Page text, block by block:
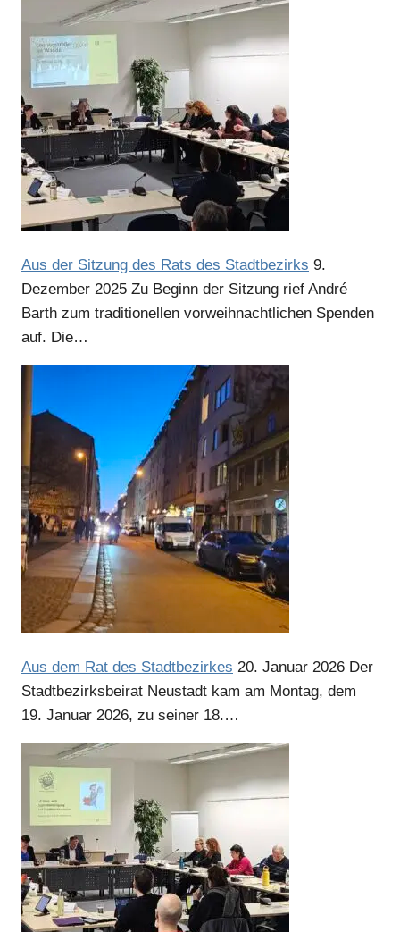
Aus der Sitzung des Rats des Stadtbezirks 9.
Dezember 2025 Zu Beginn der Sitzung rief André
Barth zum traditionellen vorweihnachtlichen Spenden
auf. Die…
Aus dem Rat des Stadtbezirkes 20. Januar 2026 Der
Stadtbezirksbeirat Neustadt kam am Montag, dem
19. Januar 2026, zu seiner 18.…